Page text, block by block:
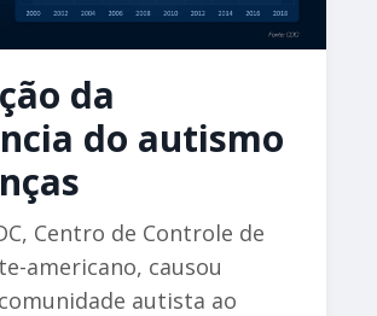
da
do autismo
Centro de Controle de
americano, causou
autista ao